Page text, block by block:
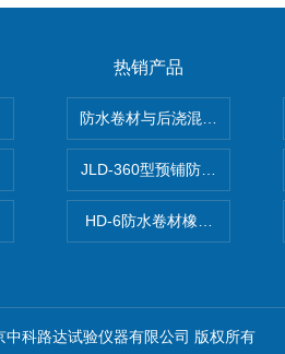
热销产品
防水卷材与后浇混凝土剥离强
JLD-360型预铺防水卷材抗冲
HD-6防水卷材橡胶测厚仪
科路达试验仪器有限公司 版权所有